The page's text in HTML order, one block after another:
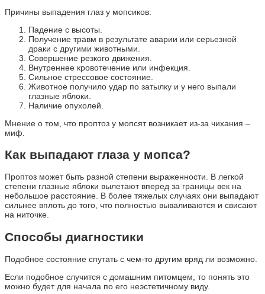
Причины выпадения глаз у мопсиков:
Падение с высоты.
Получение травм в результате аварии или серьезной
драки с другими животными.
Совершение резкого движения.
Внутреннее кровотечение или инфекция.
Сильное стрессовое состояние.
Животное получило удар по затылку и у него выпали
глазные яблоки.
Наличие опухолей.
Мнение о том, что проптоз у мопсят возникает из-за чихания –
миф.
Как выпадают глаза у мопса?
Проптоз может быть разной степени выраженности. В легкой
степени глазные яблоки вылетают вперед за границы век на
небольшое расстояние. В более тяжелых случаях они выпадают
сильнее вплоть до того, что полностью вываливаются и свисают
на ниточке.
Способы диагностики
Подобное состояние спутать с чем-то другим вряд ли возможно.
Если подобное случится с домашним питомцем, то понять это
можно будет для начала по его неэстетичному виду.